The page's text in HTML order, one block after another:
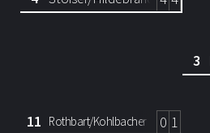
11 Rothbart/Kohlbacher 0 1
3